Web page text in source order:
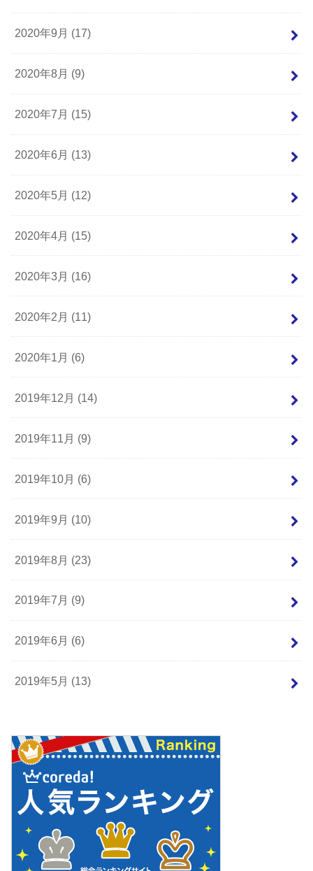
2020年9月 (17)
2020年8月 (9)
2020年7月 (15)
2020年6月 (13)
2020年5月 (12)
2020年4月 (15)
2020年3月 (16)
2020年2月 (11)
2020年1月 (6)
2019年12月 (14)
2019年11月 (9)
2019年10月 (6)
2019年9月 (10)
2019年8月 (23)
2019年7月 (9)
2019年6月 (6)
2019年5月 (13)